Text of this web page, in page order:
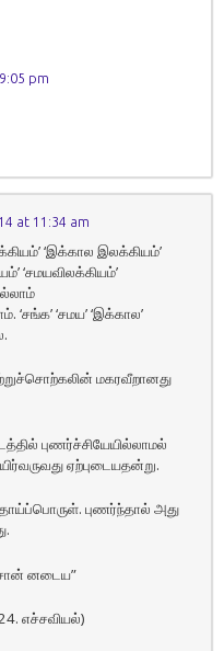
pm
at 11:34 am
‘இக்கால இலக்கியம்’
‘சமயவிலக்கியம்’
‘சமய’ ‘இக்கால’
மகரவீறானது
புணர்ச்சியேயில்லாமல்
ஏற்புடையதன்று.
புணர்ந்தால் அது
னடைய”
எச்சவியல்)